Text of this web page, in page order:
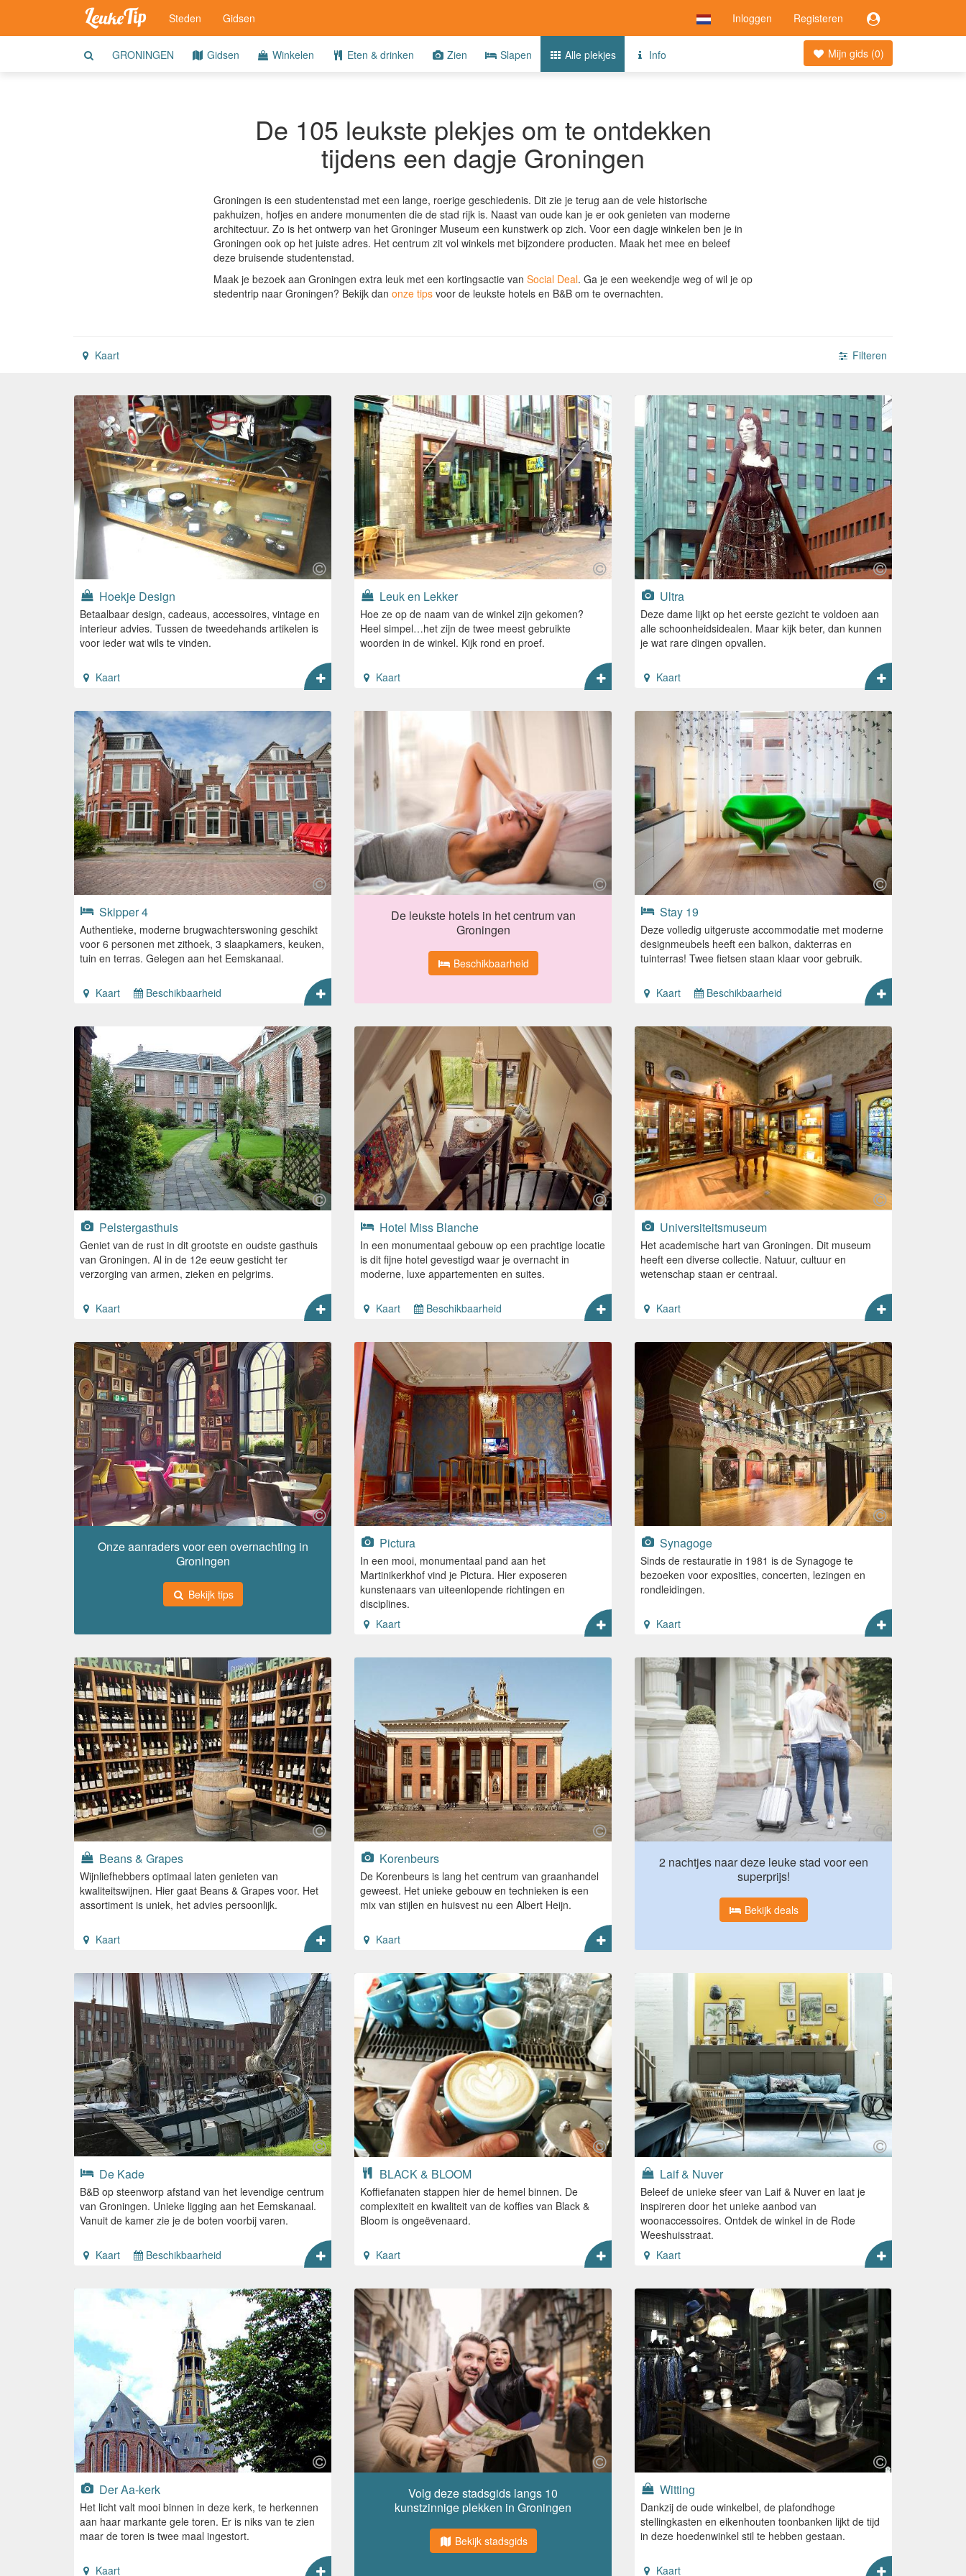
Inloggen Registeren
Steden Gidsen
Mijn gids (0)
GRONINGEN Gidsen Winkelen Eten & drinken Zien Slapen Alle plekjes Info
De 105 leukste plekjes om te ontdekken
tijdens een dagje Groningen
Groningen is een studentenstad met een lange, roerige geschiedenis. Dit zie je terug aan de vele historische
pakhuizen, hofjes en andere monumenten die de stad rijk is. Naast van oude kan je er ook genieten van moderne
architectuur. Zo is het ontwerp van het Groninger Museum een kunstwerk op zich. Voor een dagje winkelen ben je in
Groningen ook op het juiste adres. Het centrum zit vol winkels met bijzondere producten. Maak het mee en beleef
deze bruisende studentenstad.
Maak je bezoek aan Groningen extra leuk met een kortingsactie van Social Deal. Ga je een weekendje weg of wil je op
stedentrip naar Groningen? Bekijk dan onze tips voor de leukste hotels en B&B om te overnachten.
Filteren
Kaart
Hoekje Design
Betaalbaar design, cadeaus, accessoires, vintage en
interieur advies. Tussen de tweedehands artikelen is
voor ieder wat wils te vinden.
Kaart
Leuk en Lekker
Hoe ze op de naam van de winkel zijn gekomen?
Heel simpel…het zijn de twee meest gebruikte
woorden in de winkel. Kijk rond en proef.
Kaart
Ultra
Deze dame lijkt op het eerste gezicht te voldoen aan
alle schoonheidsidealen. Maar kijk beter, dan kunnen
je wat rare dingen opvallen.
Kaart
Skipper 4
Authentieke, moderne brugwachterswoning geschikt
voor 6 personen met zithoek, 3 slaapkamers, keuken,
tuin en terras. Gelegen aan het Eemskanaal.
Kaart Beschikbaarheid
De leukste hotels in het centrum van
Groningen
Beschikbaarheid
Stay 19
Deze volledig uitgeruste accommodatie met moderne
designmeubels heeft een balkon, dakterras en
tuinterras! Twee fietsen staan klaar voor gebruik.
Kaart Beschikbaarheid
Pelstergasthuis
Geniet van de rust in dit grootste en oudste gasthuis
van Groningen. Al in de 12e eeuw gesticht ter
verzorging van armen, zieken en pelgrims.
Kaart
Hotel Miss Blanche
In een monumentaal gebouw op een prachtige locatie
is dit fijne hotel gevestigd waar je overnacht in
moderne, luxe appartementen en suites.
Kaart Beschikbaarheid
Universiteitsmuseum
Het academische hart van Groningen. Dit museum
heeft een diverse collectie. Natuur, cultuur en
wetenschap staan er centraal.
Kaart
Onze aanraders voor een overnachting in
Groningen
Bekijk tips
Pictura
In een mooi, monumentaal pand aan het
Martinikerkhof vind je Pictura. Hier exposeren
kunstenaars van uiteenlopende richtingen en
disciplines.
Kaart
Synagoge
Sinds de restauratie in 1981 is de Synagoge te
bezoeken voor exposities, concerten, lezingen en
rondleidingen.
Kaart
Beans & Grapes
Wijnliefhebbers optimaal laten genieten van
kwaliteitswijnen. Hier gaat Beans & Grapes voor. Het
assortiment is uniek, het advies persoonlijk.
Kaart
Korenbeurs
De Korenbeurs is lang het centrum van graanhandel
geweest. Het unieke gebouw en technieken is een
mix van stijlen en huisvest nu een Albert Heijn.
Kaart
2 nachtjes naar deze leuke stad voor een
superprijs!
Bekijk deals
De Kade
B&B op steenworp afstand van het levendige centrum
van Groningen. Unieke ligging aan het Eemskanaal.
Vanuit de kamer zie je de boten voorbij varen.
Kaart Beschikbaarheid
BLACK & BLOOM
Koffiefanaten stappen hier de hemel binnen. De
complexiteit en kwaliteit van de koffies van Black &
Bloom is ongeëvenaard.
Kaart
Laif & Nuver
Beleef de unieke sfeer van Laif & Nuver en laat je
inspireren door het unieke aanbod van
woonaccessoires. Ontdek de winkel in de Rode
Weeshuisstraat.
Kaart
Der Aa-kerk
Het licht valt mooi binnen in deze kerk, te herkennen
aan haar markante gele toren. Er is niks van te zien
maar de toren is twee maal ingestort.
Kaart
Volg deze stadsgids langs 10
kunstzinnige plekken in Groningen
Bekijk stadsgids
Witting
Dankzij de oude winkelbel, de plafondhoge
stellingkasten en eikenhouten toonbanken lijkt de tijd
in deze hoedenwinkel stil te hebben gestaan.
Kaart